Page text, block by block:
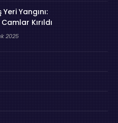
Yeri Yangını:
Kırıldı
2025